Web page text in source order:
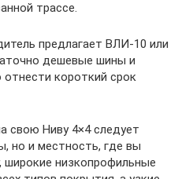
трассе.
предлагает ВЛИ-10 или
дешевые шины и
короткий срок
свою Ниву 4×4 следует
но и местность, где вы
широкие низкопрофильные